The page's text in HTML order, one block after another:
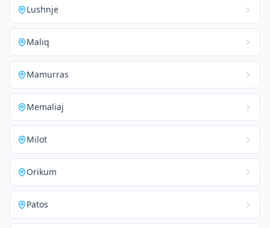
Lushnje
Maliq
Mamurras
Memaliaj
Milot
Orikum
Patos